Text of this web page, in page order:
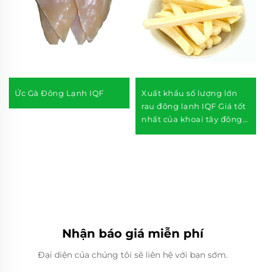
Ức Gà Đông Lạnh IQF
Xuất khẩu số lượng lớn
rau đông lạnh IQF Giá tốt
nhất của khoai tây đông
Nhận báo giá miễn phí
Đại diện của chúng tôi sẽ liên hệ với bạn sớm.